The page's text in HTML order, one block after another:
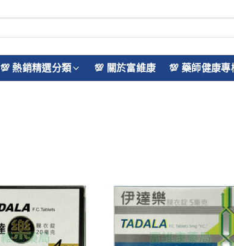
💯 熱銷精選分類 💯 關於富維康 💯 藥師健康專